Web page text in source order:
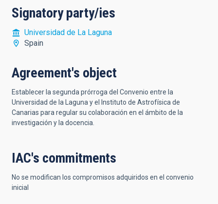
Signatory party/ies
Universidad de La Laguna
Spain
Agreement's object
Establecer la segunda prórroga del Convenio entre la
Universidad de la Laguna y el Instituto de Astrofísica de
Canarias para regular su colaboración en el ámbito de la
investigación y la docencia.
IAC's commitments
No se modifican los compromisos adquiridos en el convenio
inicial